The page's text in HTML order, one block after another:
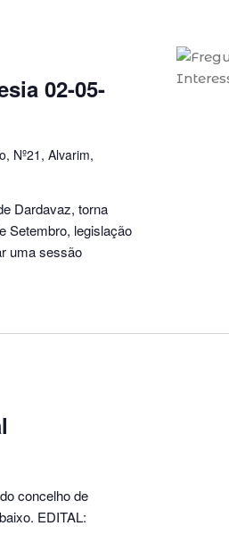
02-05-
Nº21, Alvarim,
Dardavaz, torna
Setembro, legislação
uma sessão
concelho de
EDITAL: